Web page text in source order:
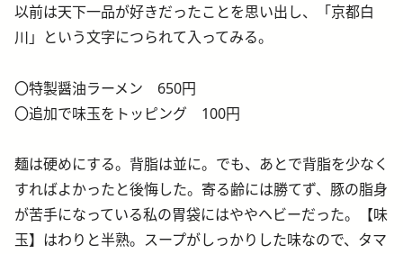
以前は天下一品が好きだったことを思い出し、「京都白
川」という文字につられて入ってみる。
〇特製醤油ラーメン 650円
〇追加で味玉をトッピング 100円
麺は硬めにする。背脂は並に。でも、あとで背脂を少なく
すればよかったと後悔した。寄る齢には勝てず、豚の脂身
が苦手になっている私の胃袋にはややヘビーだった。【味
玉】はわりと半熟。スープがしっかりした味なので、タマ